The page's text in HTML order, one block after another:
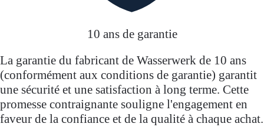
intensive – un élément de décoration marquant pour
10 ans de garantie
La garantie du fabricant de Wasserwerk de 10 ans
(conformément aux conditions de garantie) garantit
une sécurité et une satisfaction à long terme. Cette
promesse contraignante souligne l'engagement en
faveur de la confiance et de la qualité à chaque achat.